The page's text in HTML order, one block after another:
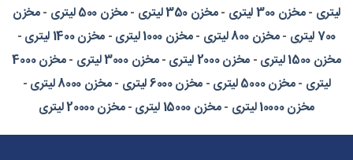
لیتری -مخزن 300 لیتری -مخزن 350 لیتری -مخزن 500 لیتری -مخزن
700 لیتری
-مخزن 800 لیتری -مخزن 1000 لیتری -مخزن 1400 لیتری
-
مخزن 1500 لیتری
-مخزن 2000 لیتری -مخزن 3000 لیتری -
مخزن 4000
لیتری -مخزن 5000 لیتری - مخزن 6000 لیتری -مخزن 8000 لیتری
-
مخزن 10000 لیتری
-مخزن 15000 لیتری -مخزن 20000 لیتری